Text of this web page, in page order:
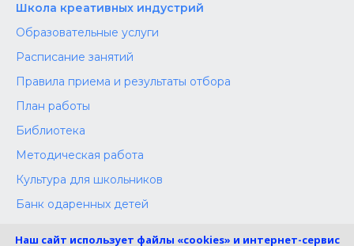
Школа креативных индустрий
Образовательные услуги
Расписание занятий
Правила приема и результаты отбора
План работы
Библиотека
Методическая работа
Культура для школьников
Банк одаренных детей
Наш сайт использует файлы «cookies» и интернет-сервис